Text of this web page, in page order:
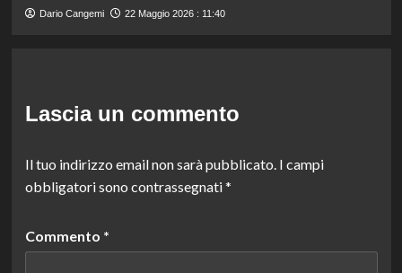
Dario Cangemi 22 Maggio 2026 : 11:40
Lascia un commento
Il tuo indirizzo email non sarà pubblicato. I campi
obbligatori sono contrassegnati*
Commento *